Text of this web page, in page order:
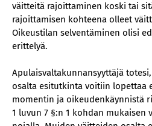
väitteitä rajoittaminen koski tai
rajoittamisen kohteena olleet
Oikeustilan selventäminen olisi
erittelyä.
Apulaisvaltakunnansyyttäjä
osalta esitutkinta voitiin lopettaa
momentin ja oikeudenkäynnistä
1 luvun 7 §:n 1 kohdan mukaisen